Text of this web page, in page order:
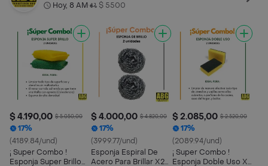
Hoy, 8 AM• $ 5500
$ 4.190,00 $ 5.050,00
17%
(4189.84/und)
¡ Super Combo !
Esponja Super Brillo
$ 4.000,00 $ 4.820,00
17%
(3999.77/und)
Esponja Espiral De
Acero Para Brillar X2
$ 2.085,00 $ 2.520,00
17%
(2089.94/und)
¡ Super Combo !
Esponja Doble Uso X2